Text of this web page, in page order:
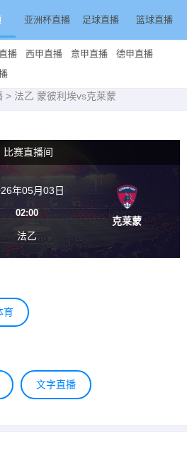
亚洲杯直播 足球直播 篮球直播
播 西甲直播 意甲直播
德甲直播
> 法乙 蒙彼利埃vs克莱蒙
比赛直播间
年05月03日
02:00
法乙
克莱蒙
育
文字直播